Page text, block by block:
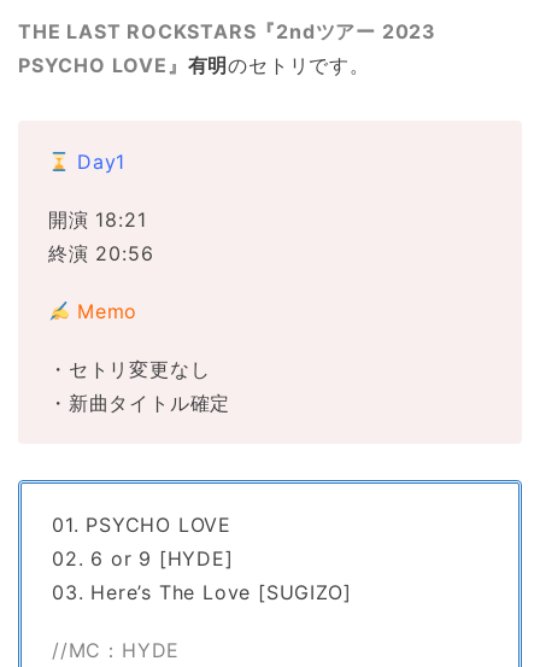
THE LAST ROCKSTARS『2ndツアー 2023
PSYCHO LOVE』 有明のセトリです。
Day1
開演 18:21
終演 20:56
Memo
・セトリ変更なし
・新曲タイトル確定
01. PSYCHO LOVE
02. 6 or 9 [HYDE]
03. Here’s The Love [SUGIZO]
//MC：HYDE